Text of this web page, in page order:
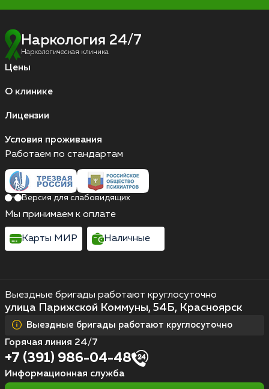
Наркология 24/7
Наркологическая клиника
Цены
О клинике
Лицензии
Условия проживания
Выездные бригады работают круглосуточно
улица Парижской Коммуны, 54Б, Красноярск
Выездные бригады работают круглосуточно
Горячая линия 24/7
+7 (391) 986-04-48
Информационная служба
Работаем по стандартам
Версия для слабовидящих
Мы принимаем к оплате
Карты МИР Наличные